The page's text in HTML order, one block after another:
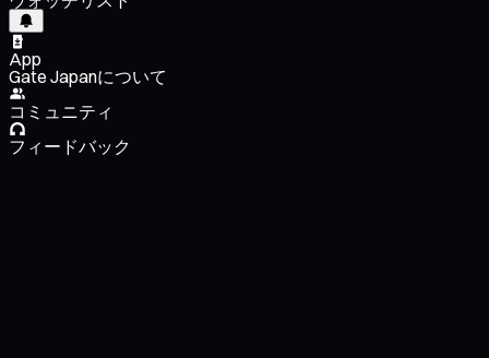
App
Gate Japanについて
コミュニティ
フィードバック